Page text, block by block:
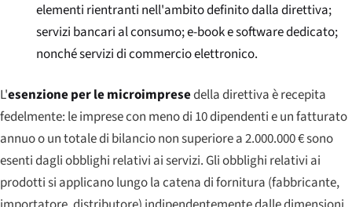
elementi rientranti nell'ambito definito dalla direttiva;
servizi bancari al consumo; e-book e software dedicato;
nonché servizi di commercio elettronico.
L'esenzione per le microimpresedella direttiva è recepita
fedelmente: le imprese con meno di 10 dipendenti e un fatturato
annuo o un totale di bilancio non superiore a 2.000.000 € sono
esenti dagli obblighi relativi ai servizi. Gli obblighi relativi ai
prodotti si applicano lungo la catena di fornitura (fabbricante,